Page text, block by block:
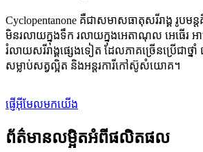
Cyclopentanone គឺជាសមាសធាតុសរីរាង្គ រូបមន្
មិនរលាយក្នុងទឹក រលាយក្នុងអេតាណុល អេធើរ អ
រំលាយសរីរាង្គផ្សេងទៀត ដែលភាគច្រើនប្រើជាថ្ន
សម្លាប់សត្វល្អិត និងអន្តរការីកៅស៊ូសំយោគ។
ផ្ញើអ៊ីមែលមកយើង
ព័ត៌មានលម្អិតអំពីផលិតផល